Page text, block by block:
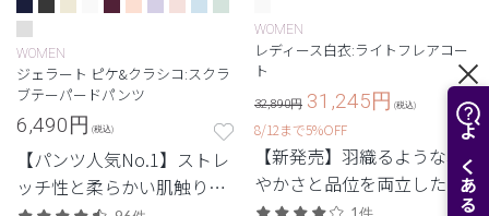
WOMEN
ジェラート ピケ&クラシコ:スクラ
ブテーパードパンツ
6,490円 (税込)
【パンツ人気No.1】ストレ
ッチ性と柔らかい肌触り、
WOMEN
レディース白衣:ライトフレアコー
ト
32,890円 31,245円 (税込)
8/12まで5%OFF
【新発売】羽織るような軽
やかさと品位を両立した、
最軽量級の白衣。
1件